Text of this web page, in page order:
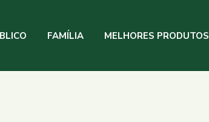
FAMÍLIA MELHORES PRODUTOS